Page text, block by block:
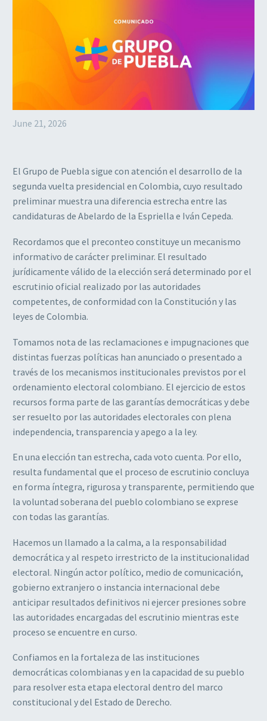
June 21, 2026
El Grupo de Puebla sigue con atención el desarrollo de la
segunda vuelta presidencial en Colombia, cuyo resultado
preliminar muestra una diferencia estrecha entre las
candidaturas de Abelardo de la Espriella e Iván Cepeda.
Recordamos que el preconteo constituye un mecanismo
informativo de carácter preliminar. El resultado
jurídicamente válido de la elección será determinado por el
escrutinio oficial realizado por las autoridades
competentes, de conformidad con la Constitución y las
leyes de Colombia.
Tomamos nota de las reclamaciones e impugnaciones que
distintas fuerzas políticas han anunciado o presentado a
través de los mecanismos institucionales previstos por el
ordenamiento electoral colombiano. El ejercicio de estos
recursos forma parte de las garantías democráticas y debe
ser resuelto por las autoridades electorales con plena
independencia, transparencia y apego a la ley.
En una elección tan estrecha, cada voto cuenta. Por ello,
resulta fundamental que el proceso de escrutinio concluya
en forma íntegra, rigurosa y transparente, permitiendo que
la voluntad soberana del pueblo colombiano se exprese
con todas las garantías.
Hacemos un llamado a la calma, a la responsabilidad
democrática y al respeto irrestricto de la institucionalidad
electoral. Ningún actor político, medio de comunicación,
gobierno extranjero o instancia internacional debe
anticipar resultados definitivos ni ejercer presiones sobre
las autoridades encargadas del escrutinio mientras este
proceso se encuentre en curso.
Confiamos en la fortaleza de las instituciones
democráticas colombianas y en la capacidad de su pueblo
para resolver esta etapa electoral dentro del marco
constitucional y del Estado de Derecho.